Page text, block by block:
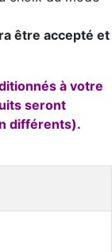
être accepté et
à votre
seront
différents).